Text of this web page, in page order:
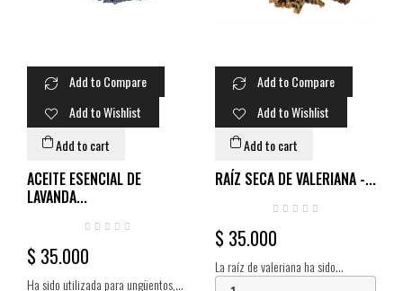
Add to Compare
Add to Wishlist
Add to cart
ACEITE ESENCIAL DE
LAVANDA...
$ 35.000
Ha sido utilizada para ungüentos,
Add to Compare
Add to Wishlist
Add to cart
RAÍZ SECA DE VALERIANA -...
$ 35.000
La raíz de valeriana ha sido
ampliamente utilizada desde la